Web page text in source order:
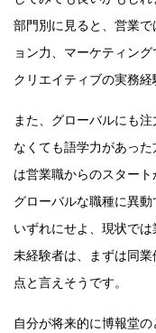
部門別に見ると、営業
ョン力、マーケティン
クリエイティブの実務経
また、グローバルにも
なくても語学力があっ
は営業職からのスター
グローバルな職種に異動
いずれにせよ、現状で
未経験者は、まずは同
点と言えそうです。
自分が将来的に博報堂